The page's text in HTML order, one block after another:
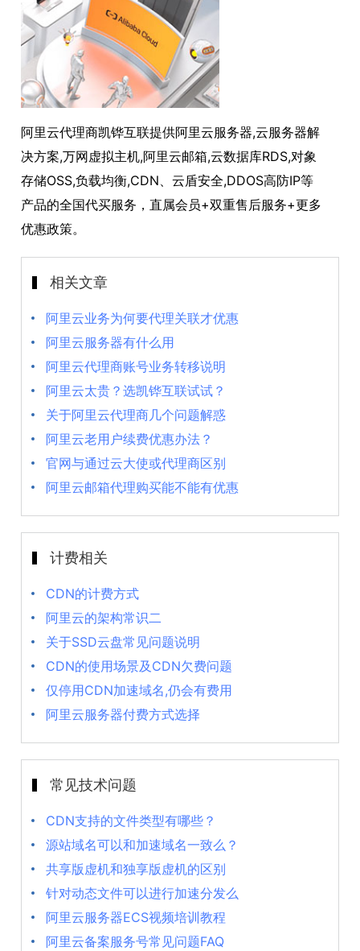
阿里云代理商凯铧互联提供阿里云服务器,云服务器解
决方案,万网虚拟主机,阿里云邮箱,云数据库RDS,对象
存储OSS,负载均衡,CDN、云盾安全,DDOS高防IP等
产品的全国代买服务，直属会员+双重售后服务+更多
优惠政策。
相关文章
阿里云业务为何要代理关联才优惠
阿里云服务器有什么用
阿里云代理商账号业务转移说明
阿里云太贵？选凯铧互联试试？
关于阿里云代理商几个问题解惑
阿里云老用户续费优惠办法？
官网与通过云大使或代理商区别
阿里云邮箱代理购买能不能有优惠
计费相关
CDN的计费方式
阿里云的架构常识二
关于SSD云盘常见问题说明
CDN的使用场景及CDN欠费问题
仅停用CDN加速域名,仍会有费用
阿里云服务器付费方式选择
常见技术问题
CDN支持的文件类型有哪些？
源站域名可以和加速域名一致么？
共享版虚机和独享版虚机的区别
针对动态文件可以进行加速分发么
阿里云服务器ECS视频培训教程
阿里云备案服务号常见问题FAQ